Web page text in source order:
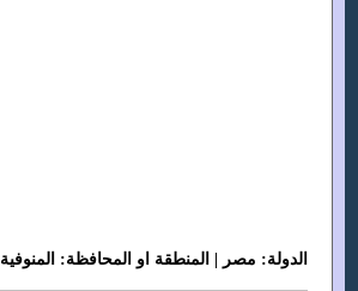
الدولة: مصر | المنطقة او المحافظة: المنوفية